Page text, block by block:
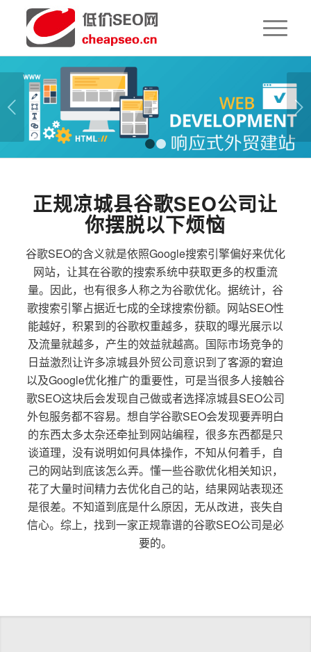
下一页
1 2
正规凉城县谷歌SEO公司让
你摆脱以下烦恼
谷歌SEO的含义就是依照Google搜索引擎偏好来优化
网站，让其在谷歌的搜索系统中获取更多的权重流
量。因此，也有很多人称之为谷歌优化。据统计，谷
歌搜索引擎占据近七成的全球搜索份额。网站SEO性
能越好，积累到的谷歌权重越多，获取的曝光展示以
及流量就越多，产生的效益就越高。国际市场竞争的
日益激烈让许多凉城县外贸公司意识到了客源的窘迫
以及Google优化推广的重要性，可是当很多人接触谷
歌SEO这块后会发现自己做或者选择凉城县SEO公司
外包服务都不容易。想自学谷歌SEO会发现要弄明白
的东西太多太杂还牵扯到网站编程，很多东西都是只
谈道理，没有说明如何具体操作，不知从何着手，自
己的网站到底该怎么弄。懂一些谷歌优化相关知识，
花了大量时间精力去优化自己的站，结果网站表现还
是很差。不知道到底是什么原因，无从改进，丧失自
信心。综上，找到一家正规靠谱的谷歌SEO公司是必
要的。